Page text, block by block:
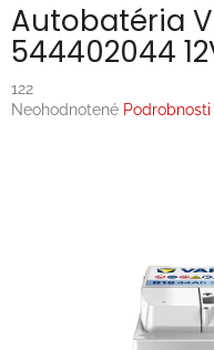
Autobatéria
544402044
122
Priemerné
Neohodnotené